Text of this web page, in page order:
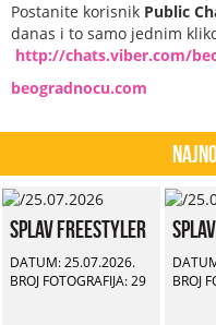
Postanite korisnik Public
danas i to samo jednim
http://chats.viber.com/
beogradnocu.com
Splav Freestyler
DATUM: 25.07.2026.
BROJ FOTOGRAFIJA: 29
BROJ